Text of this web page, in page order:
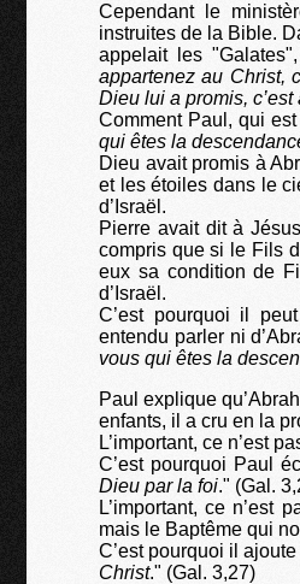
Cependant le
instruites de la Bible.
appelait les
appartenez au Christ,
Dieu lui a promis, c’est
Comment Paul, qui
qui êtes la
Dieu avait promis à
et les étoiles dans le
d’Israël.
Pierre avait dit à
compris que si le Fils
eux sa condition de
d’Israël.
C’est pourquoi il
entendu parler ni
vous qui êtes la
Paul explique
enfants, il a cru en la
L’important, ce n’est
C’est pourquoi Paul
Dieu par la foi." (Gal.
L’important, ce n’est
mais le Baptême qui
C’est pourquoi il ajoute
Christ." (Gal. 3,27)